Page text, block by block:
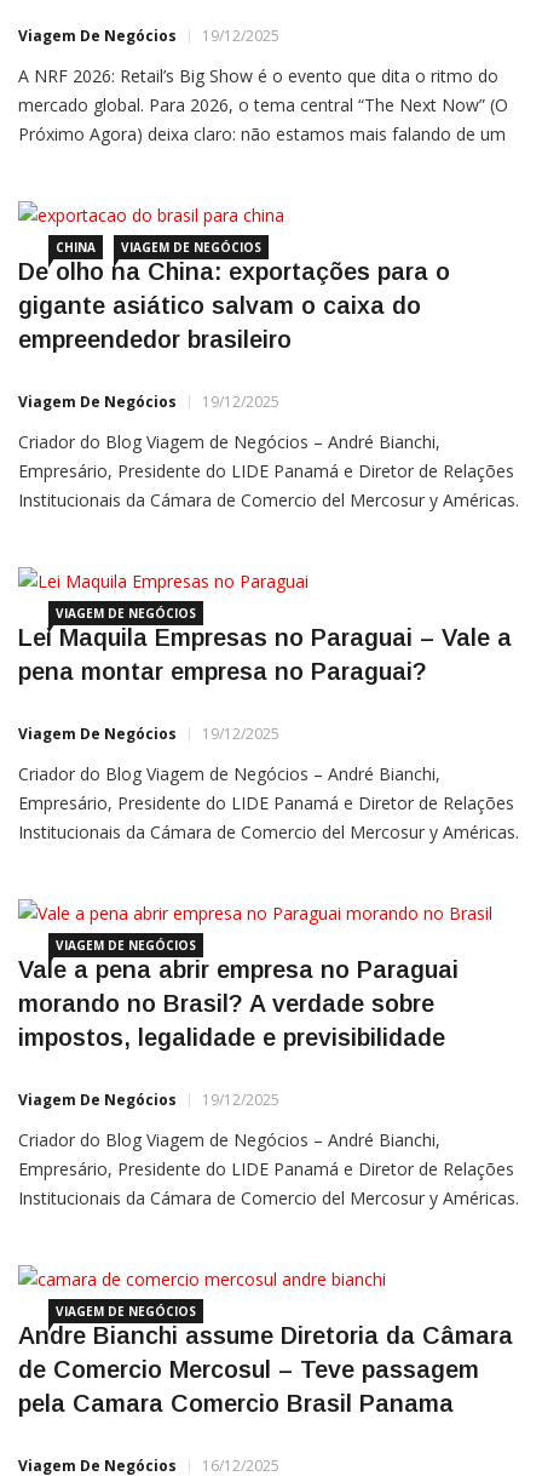
Viagem De Negócios 19/12/2025
A NRF 2026: Retail’s Big Show é o evento que dita o ritmo do
mercado global. Para 2026, o tema central “The Next Now” (O
Próximo Agora) deixa claro: não estamos mais falando de um
CHINA VIAGEM DE NEGÓCIOS
De olho na China: exportações para o
gigante asiático salvam o caixa do
empreendedor brasileiro
Viagem De Negócios 19/12/2025
Criador do Blog Viagem de Negócios – André Bianchi,
Empresário, Presidente do LIDE Panamá e Diretor de Relações
Institucionais da Cámara de Comercio del Mercosur y Américas.
VIAGEM DE NEGÓCIOS
Lei Maquila Empresas no Paraguai – Vale a
pena montar empresa no Paraguai?
Viagem De Negócios 19/12/2025
Criador do Blog Viagem de Negócios – André Bianchi,
Empresário, Presidente do LIDE Panamá e Diretor de Relações
Institucionais da Cámara de Comercio del Mercosur y Américas.
Fronteira
VIAGEM DE NEGÓCIOS
Vale a pena abrir empresa no Paraguai
morando no Brasil? A verdade sobre
impostos, legalidade e previsibilidade
Viagem De Negócios 19/12/2025
Criador do Blog Viagem de Negócios – André Bianchi,
Empresário, Presidente do LIDE Panamá e Diretor de Relações
Institucionais da Cámara de Comercio del Mercosur y Américas.
você é
VIAGEM DE NEGÓCIOS
Andre Bianchi assume Diretoria da Câmara
de Comercio Mercosul – Teve passagem
pela Camara Comercio Brasil Panama
Viagem De Negócios 16/12/2025